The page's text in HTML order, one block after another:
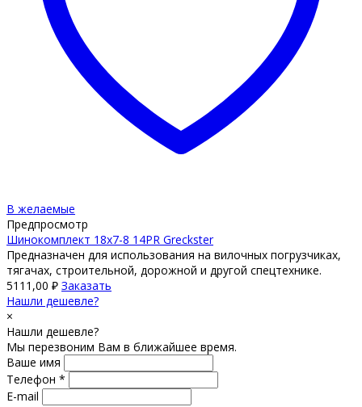
В желаемые
Предпросмотр
Шинокомплект 18х7-8 14PR Greckster
Предназначен для использования на вилочных погрузчиках,
тягачах, строительной, дорожной и другой спецтехнике.
5111,00 ₽ Заказать
Нашли дешевле?
×
Нашли дешевле?
Мы перезвоним Вам в ближайшее время.
Ваше имя
Телефон *
E-mail